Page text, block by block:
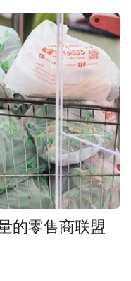
的零售商联盟